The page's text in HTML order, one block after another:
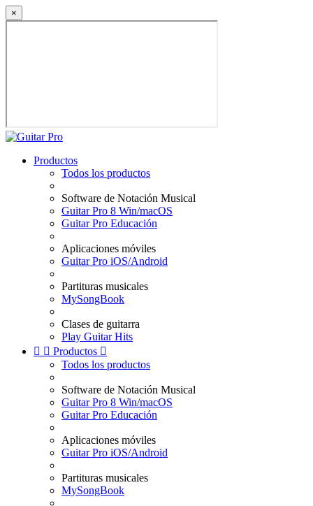
×
Productos
Todos los productos
Software de Notación Musical
Guitar Pro 8 Win/macOS
Guitar Pro Educación
Aplicaciones móviles
Guitar Pro iOS/Android
Partituras musicales
MySongBook
Clases de guitarra
Play Guitar Hits
  Productos 
Todos los productos
Software de Notación Musical
Guitar Pro 8 Win/macOS
Guitar Pro Educación
Aplicaciones móviles
Guitar Pro iOS/Android
Partituras musicales
MySongBook